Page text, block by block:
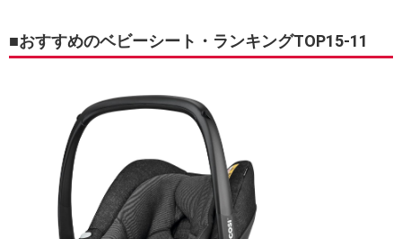
■おすすめのベビーシート・ランキングTOP15-11